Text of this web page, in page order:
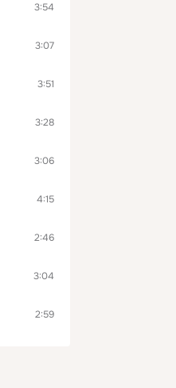
3:54
3:07
3:51
3:28
3:06
4:15
2:46
3:04
2:59